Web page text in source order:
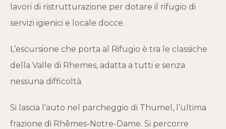
lavori di ristrutturazione per dotare il rifugio di
servizi igienici e locale docce.
L’escursione che porta al Rifugio è tra le classiche
della Valle di Rhemes, adatta a tutti e senza
nessuna difficoltà.
Si lascia l’auto nel parcheggio di Thumel, l’ultima
frazione di Rhêmes-Notre-Dame. Si percorre